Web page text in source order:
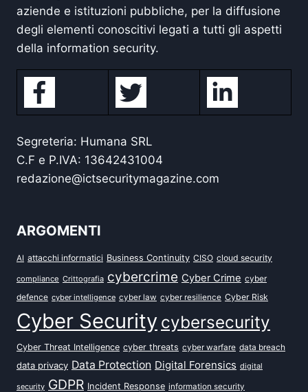
aziende e istituzioni pubbliche, per la diffusione
degli elementi conoscitivi legati a tutti gli aspetti
della information security.
Segreteria: Humana SRL
C.F e P.IVA: 13642431004
redazione@ictsecuritymagazine.com
ARGOMENTI
AI attacchi informatici Business Continuity CISO cloud security
compliance Crittografia cybercrime Cyber Crime cyber
defence cyber intelligence cyber law cyber resilience Cyber Risk
Cyber Security cybersecurity
Cyber Threat Intelligence cyber threats cyber warfare data breach
data privacy Data Protection Digital Forensics digital
security GDPR Incident Response information security